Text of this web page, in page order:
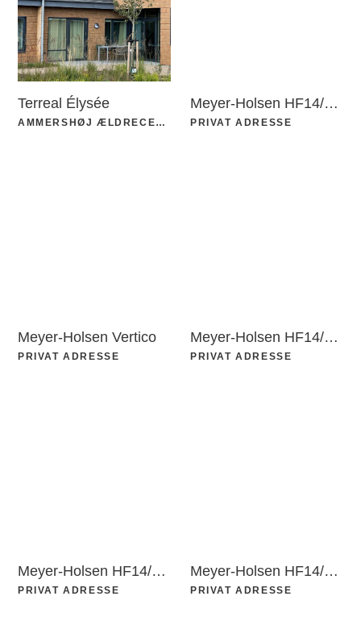
Terreal Élysée
AMMERSHØJ ÆLDRECENTER
Meyer-Holsen HF14/Vario
PRIVAT ADRESSE
Meyer-Holsen Vertico
PRIVAT ADRESSE
Meyer-Holsen HF14/Vario
PRIVAT ADRESSE
Meyer-Holsen HF14/Vario
PRIVAT ADRESSE
Meyer-Holsen HF14/Vario m. geradschnitt
PRIVAT ADRESSE